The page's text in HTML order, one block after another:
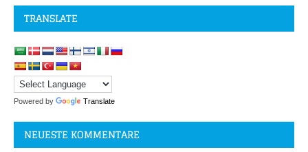
TRANSLATE
Powered by Translate
NEUESTE KOMMENTARE